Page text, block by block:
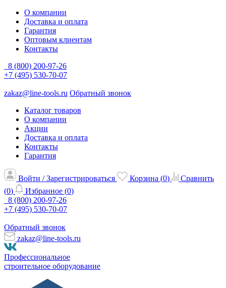
О компании
Доставка и оплата
Гарантия
Оптовым клиентам
Контакты
8 (800) 200-97-26
+7 (495) 530-70-07
zakaz@line-tools.ru Обратный звонок
Каталог товаров
О компании
Акции
Доставка и оплата
Контакты
Гарантия
Войти / Зарегистрироваться Корзина (0)
Сравнить
(0) Избранное (0)
8 (800) 200-97-26
+7 (495) 530-70-07
Обратный звонок
zakaz@line-tools.ru
Профессиональное
строительное оборудование